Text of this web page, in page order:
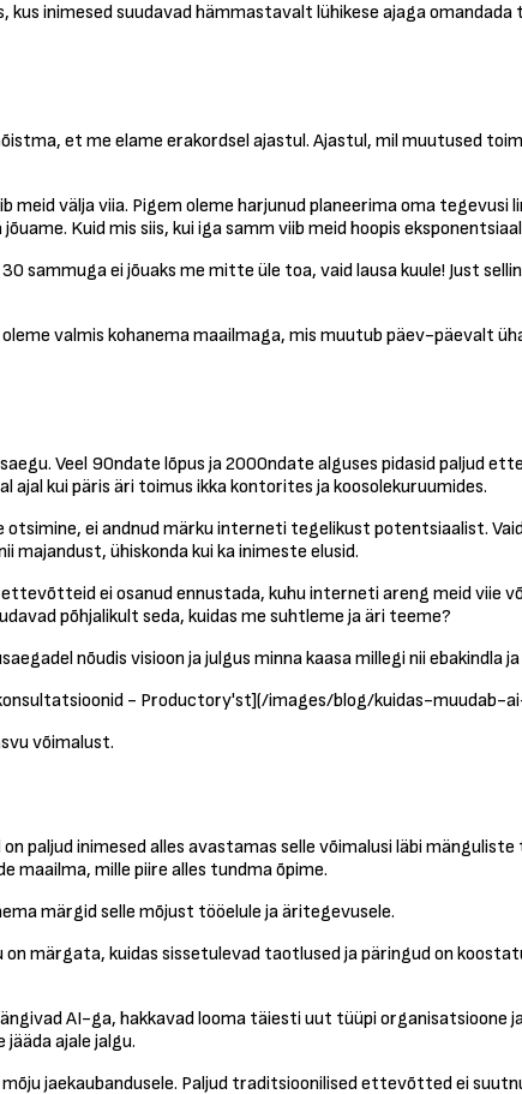
inimesed suudavad hämmastavalt lühikese ajaga
et me elame erakordsel ajastul. Ajastul, mil muutused
meid välja viia. Pigem oleme harjunud planeerima oma
Kuid mis siis, kui iga samm viib meid hoopis
sammuga ei jõuaks me mitte üle toa, vaid lausa kuule! Just
valmis kohanema maailmaga, mis muutub päev-päevalt
Veel 90ndate lõpus ja 2000ndate alguses pidasid paljud
kui päris äri toimus ikka kontorites ja koosolekuruumides.
ei andnud märku interneti tegelikust potentsiaalist.
majandust, ühiskonda kui ka inimeste elusid.
ei osanud ennustada, kuhu interneti areng meid viie
põhjalikult seda, kuidas me suhtleme ja äri teeme?
nõudis visioon ja julgus minna kaasa millegi nii ebakindla
konsultatsioonid - Productory'st](/images/blog/kuidas-
võimalust.
paljud inimesed alles avastamas selle võimalusi läbi
maailma, mille piire alles tundma õpime.
märgid selle mõjust tööelule ja äritegevusele.
märgata, kuidas sissetulevad taotlused ja päringud on
AI-ga, hakkavad looma täiesti uut tüüpi
ajale jalgu.
jaekaubandusele. Paljud traditsioonilised ettevõtted ei